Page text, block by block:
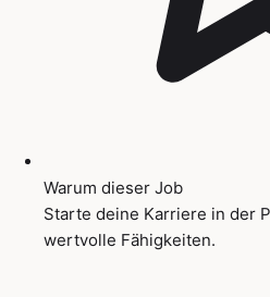
Warum dieser Job
Starte deine Karriere in der
wertvolle Fähigkeiten.